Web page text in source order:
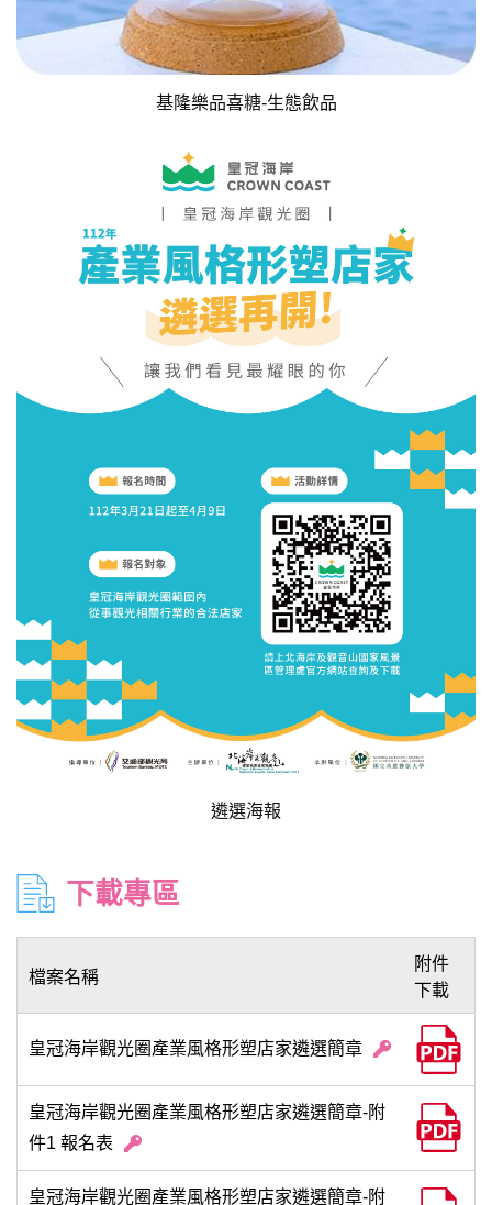
基隆樂品喜糖-生態飲品
遴選海報
下載專區
檔案名稱
附件
下載
皇冠海岸觀光圈產業風格形塑店家遴選簡章
皇冠海岸觀光圈產業風格形塑店家遴選簡章-附
件1 報名表
皇冠海岸觀光圈產業風格形塑店家遴選簡章-附